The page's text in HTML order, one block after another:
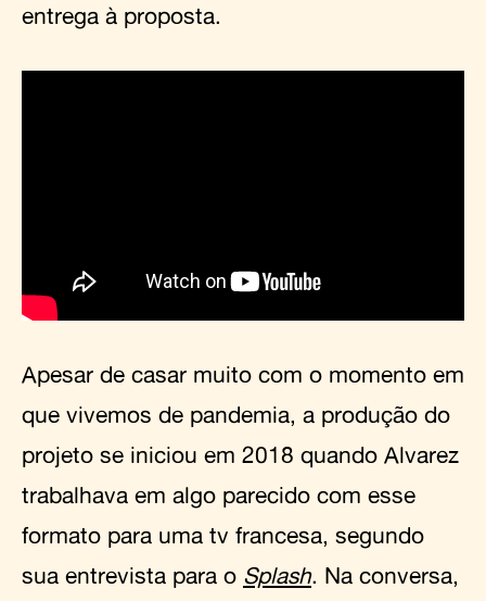
entrega à proposta.
Apesar de casar muito com o momento em
que vivemos de pandemia, a produção do
projeto se iniciou em 2018 quando Alvarez
trabalhava em algo parecido com esse
formato para uma tv francesa, segundo
sua entrevista para o Splash. Na conversa,